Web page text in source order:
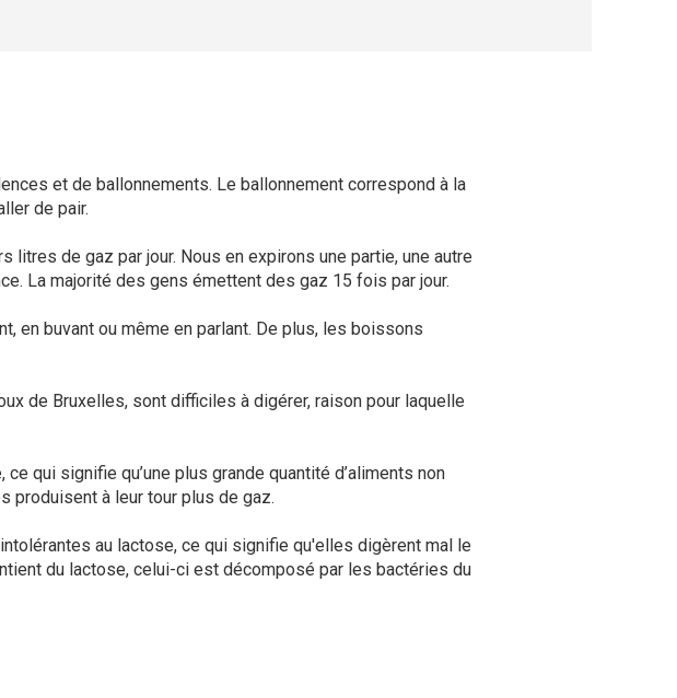
et de ballonnements. Le ballonnement correspond à la
de pair.
de gaz par jour. Nous en expirons une partie, une autre
La majorité des gens émettent des gaz 15 fois par jour.
en buvant ou même en parlant. De plus, les boissons
de Bruxelles, sont difficiles à digérer, raison pour laquelle
qui signifie qu’une plus grande quantité d’aliments non
produisent à leur tour plus de gaz.
au lactose, ce qui signifie qu'elles digèrent mal le
du lactose, celui-ci est décomposé par les bactéries du